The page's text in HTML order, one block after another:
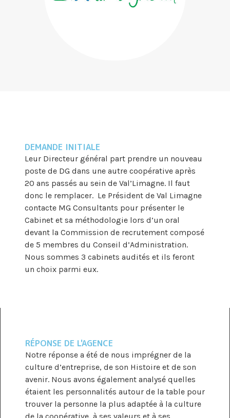
DEMANDE INITIALE
Leur Directeur général part prendre un nouveau
poste de DG dans une autre coopérative après
20 ans passés au sein de Val’Limagne. Il faut
donc le remplacer. Le Président de Val Limagne
contacte MG Consultants pour présenter le
Cabinet et sa méthodologie lors d’un oral
devant la Commission de recrutement composé
de 5 membres du Conseil d’Administration.
Nous sommes 3 cabinets audités et ils feront
un choix parmi eux.
RÉPONSE DE L'AGENCE
Notre réponse a été de nous imprégner de la
culture d’entreprise, de son Histoire et de son
avenir. Nous avons également analysé quelles
étaient les personnalités autour de la table pour
trouver la personne la plus adaptée à la culture
de la coopérative, à ses valeurs et à ses